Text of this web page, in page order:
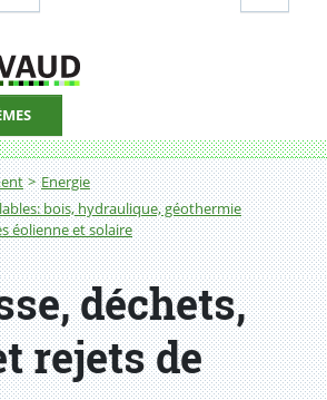
Energie
bois, hydraulique, géothermie
éolienne et solaire
STEP et rejets de chaleur
déchets,
rejets de